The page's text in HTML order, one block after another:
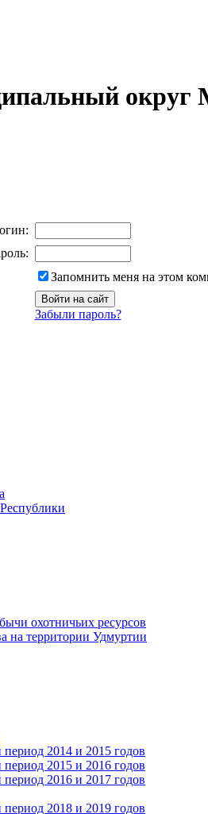
округ
Запомнить меня на этом
Забыли пароль?
охотничьих ресурсов
на территории Удмуртии
2014 и 2015 годов
2015 и 2016 годов
2016 и 2017 годов
2018 и 2019 годов